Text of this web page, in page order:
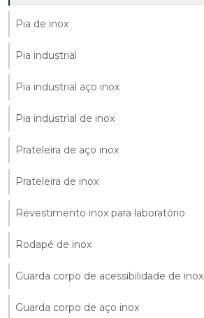
Pia de inox
Pia industrial
Pia industrial aço inox
Pia industrial de inox
Prateleira de aço inox
Prateleira de inox
Revestimento inox para laboratório
Rodapé de inox
Guarda corpo de acessibilidade de inox
Guarda corpo de aço inox